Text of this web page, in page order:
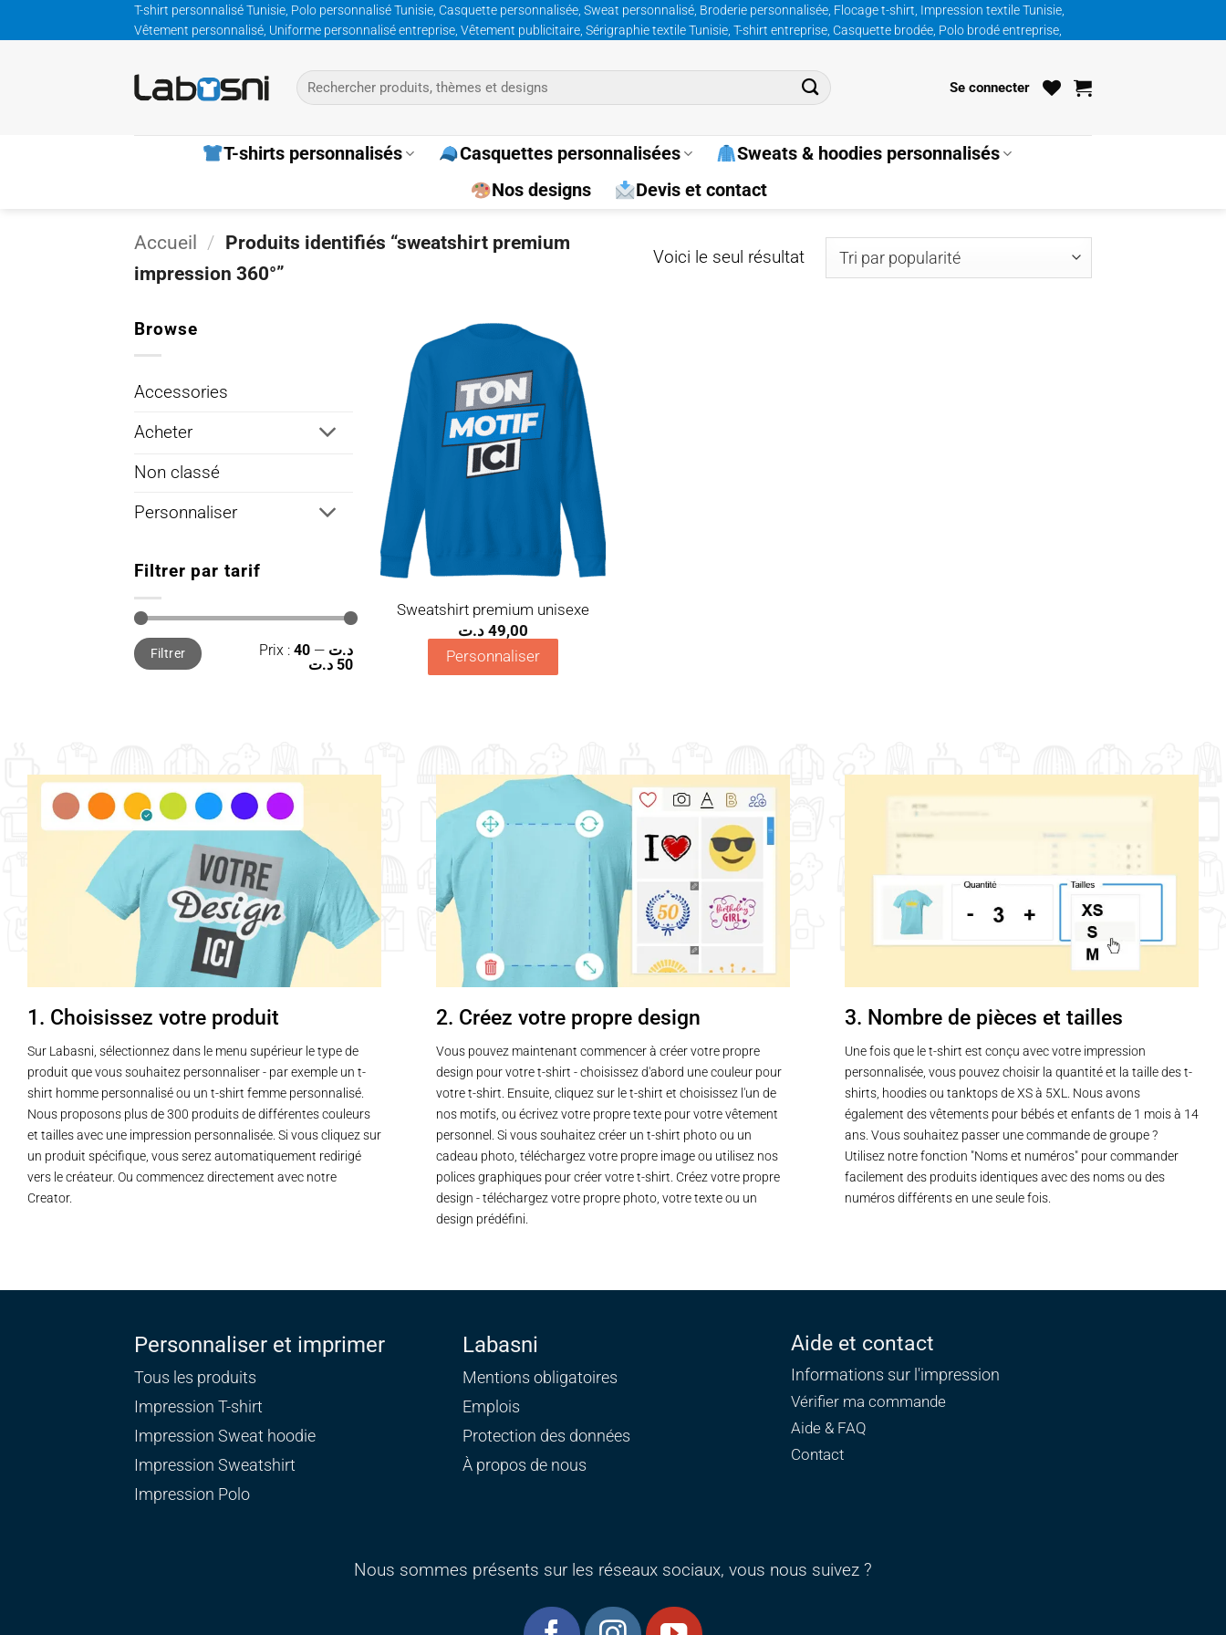
au
T-shirt personnalisé Tunisie, Polo personnalisé Tunisie, Casquette personnalisée, Sweat personnalisé, Broderie personnalisée, Flocage t-shirt, Impression textile Tunisie,
Vêtement personnalisé, Uniforme personnalisé entreprise, Vêtement publicitaire, Sérigraphie textile Tunisie, T-shirt entreprise, Casquette brodée, Polo brodé entreprise,
Recherche
pour :
Se connecter
T-shirts personnalisés Casquettes personnalisées
Sweats & hoodies personnalisés
Nos designs
Devis et contact
Accueil / Produits identifiés “sweatshirt premium
impression 360°”
Voici le seul résultat
Browse
Accessories
Acheter
Non classé
Personnaliser
Filtrer par tarif
Prix
min
Prix
maxFiltrer Prix : 40 د.ت —
50 د.ت
Ajouter
wishlist
Sweatshirt premium unisexe
49,00 د.ت
Personnaliser
1. Choisissez votre produit
Sur Labasni, sélectionnez dans le menu supérieur le type de
produit que vous souhaitez personnaliser - par exemple un t-
shirt homme personnalisé ou un t-shirt femme personnalisé.
Nous proposons plus de 300 produits de différentes couleurs
et tailles avec une impression personnalisée. Si vous cliquez sur
un produit spécifique, vous serez automatiquement redirigé
vers le créateur. Ou commencez directement avec notre
Creator.
2. Créez votre propre design
Vous pouvez maintenant commencer à créer votre propre
design pour votre t-shirt - choisissez d'abord une couleur pour
votre t-shirt. Ensuite, cliquez sur le t-shirt et choisissez l'un de
nos motifs, ou écrivez votre propre texte pour votre vêtement
personnel. Si vous souhaitez créer un t-shirt photo ou un
cadeau photo, téléchargez votre propre image ou utilisez nos
polices graphiques pour créer votre t-shirt. Créez votre propre
design - téléchargez votre propre photo, votre texte ou un
design prédéfini.
3. Nombre de pièces et tailles
Une fois que le t-shirt est conçu avec votre impression
personnalisée, vous pouvez choisir la quantité et la taille des t-
shirts, hoodies ou tanktops de XS à 5XL. Nous avons
également des vêtements pour bébés et enfants de 1 mois à 14
ans. Vous souhaitez passer une commande de groupe ?
Utilisez notre fonction "Noms et numéros" pour commander
facilement des produits identiques avec des noms ou des
numéros différents en une seule fois.
Personnaliser et imprimer
Tous les produits
Impression T-shirt
Impression Sweat hoodie
Impression Sweatshirt
Impression Polo
Labasni
Mentions obligatoires
Emplois
Protection des données
À propos de nous
Aide et contact
Informations sur l'impression
Vérifier ma commande
Aide & FAQ
Contact
Nous sommes présents sur les réseaux sociaux, vous nous suivez ?